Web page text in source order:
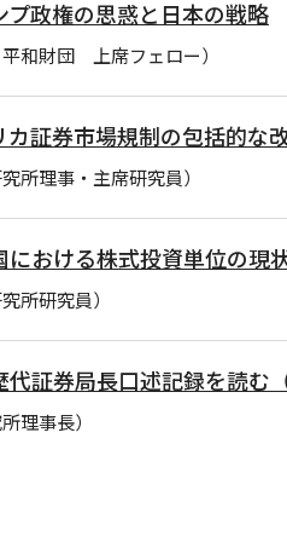
プ政権の思惑と日本の戦略
和財団 上席フェロー）
カ証券市場規制の包括的な
所理事・主席研究員）
における株式投資単位の現
所研究員）
代証券局長口述記録を読む
理事長）